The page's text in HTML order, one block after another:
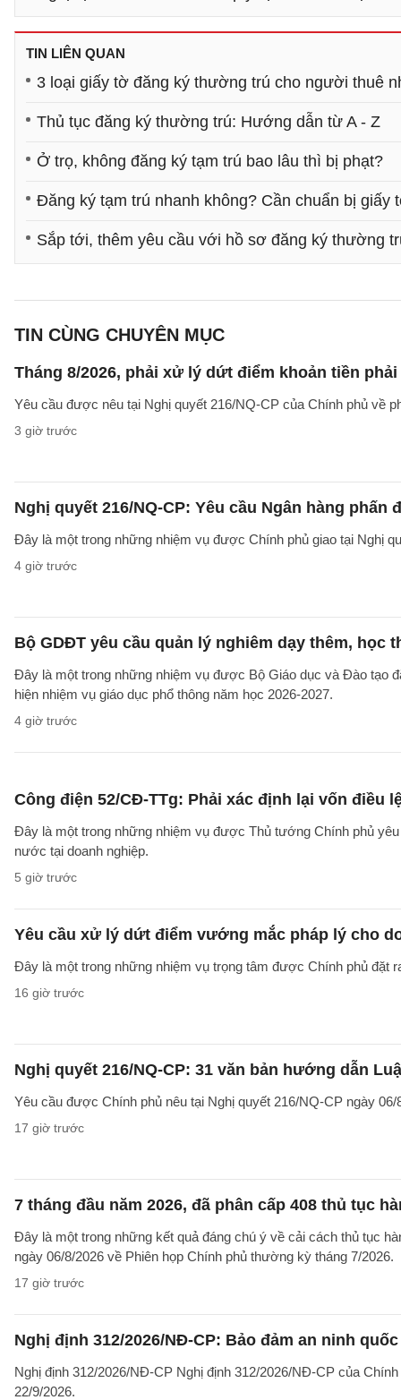
TIN LIÊN QUAN
3 loại giấy tờ đăng ký thường trú cho người thuê
Thủ tục đăng ký thường trú: Hướng dẫn từ A - Z
Ở trọ, không đăng ký tạm trú bao lâu thì bị phạt?
Đăng ký tạm trú nhanh không? Cần chuẩn bị giấy
Sắp tới, thêm yêu cầu với hồ sơ đăng ký thường
TIN CÙNG CHUYÊN MỤC
Tháng 8/2026, phải xử lý dứt điểm khoản tiền
Yêu cầu được nêu tại Nghị quyết 216/NQ-CP của Chính phủ về
3 giờ trước
Nghị quyết 216/NQ-CP: Yêu cầu Ngân hàng phấn
Đây là một trong những nhiệm vụ được Chính phủ giao tại Nghị
4 giờ trước
Bộ GDĐT yêu cầu quản lý nghiêm dạy thêm, học
Đây là một trong những nhiệm vụ được Bộ Giáo dục và Đào tạo
hiện nhiệm vụ giáo dục phổ thông năm học 2026-2027.
4 giờ trước
Công điện 52/CĐ-TTg: Phải xác định lại vốn điều
Đây là một trong những nhiệm vụ được Thủ tướng Chính phủ
nước tại doanh nghiệp.
5 giờ trước
Yêu cầu xử lý dứt điểm vướng mắc pháp lý cho
Đây là một trong những nhiệm vụ trọng tâm được Chính phủ đặt
16 giờ trước
Nghị quyết 216/NQ-CP: 31 văn bản hướng dẫn
Yêu cầu được Chính phủ nêu tại Nghị quyết 216/NQ-CP ngày
17 giờ trước
7 tháng đầu năm 2026, đã phân cấp 408 thủ tục
Đây là một trong những kết quả đáng chú ý về cải cách thủ tục
ngày 06/8/2026 về Phiên họp Chính phủ thường kỳ tháng 7/2026.
17 giờ trước
Nghị định 312/2026/NĐ-CP: Bảo đảm an ninh
Nghị định 312/2026/NĐ-CP Nghị định 312/2026/NĐ-CP của
22/9/2026.